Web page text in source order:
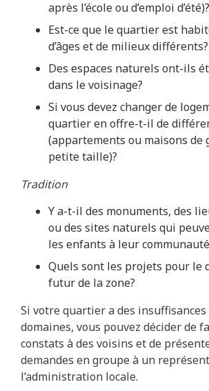
après l’école ou d’emploi d’été)?
Est-ce que le quartier est
d’âges et de milieux différents?
Des espaces naturels ont-ils
dans le voisinage?
Si vous devez changer de
quartier en offre-t-il de
(appartements ou maisons de
petite taille)?
Tradition
Y a-t-il des monuments, des
ou des sites naturels qui
les enfants à leur
Quels sont les projets pour le
futur de la zone?
Si votre quartier a des
domaines, vous pouvez décider de
constats à des voisins et de
demandes en groupe à un
l’administration locale.